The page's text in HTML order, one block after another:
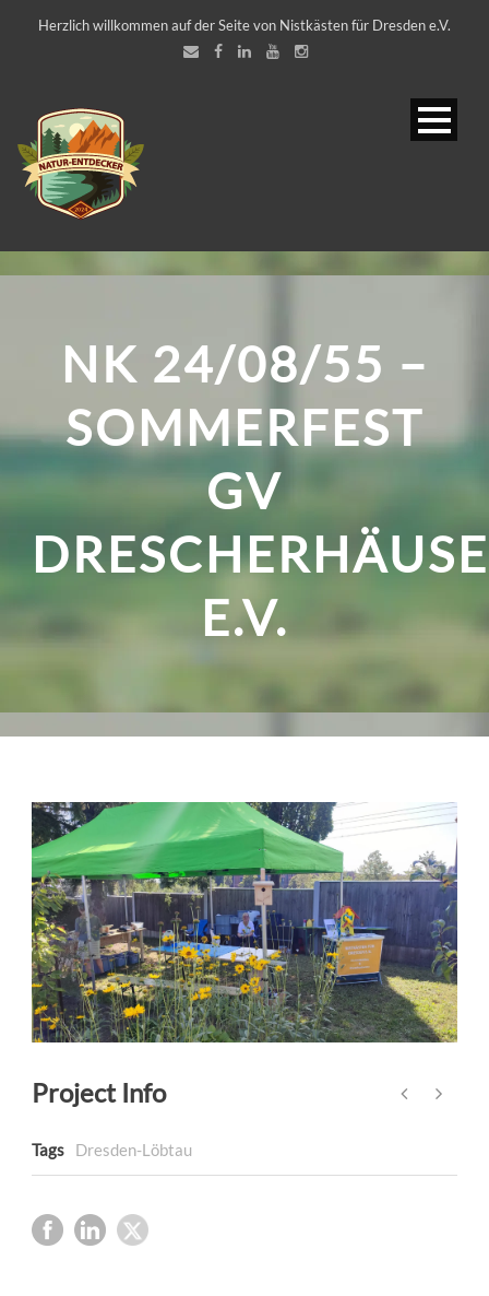
Herzlich willkommen auf der Seite von Nistkästen für Dresden e.V.
NK 24/08/55 –
SOMMERFEST
GV
E.V.
Project Info
Tags Dresden-Löbtau